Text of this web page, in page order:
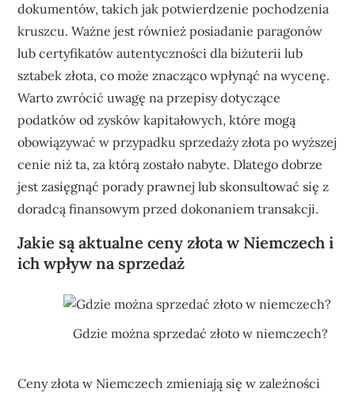
dokumentów, takich jak potwierdzenie pochodzenia
kruszcu. Ważne jest również posiadanie paragonów
lub certyfikatów autentyczności dla biżuterii lub
sztabek złota, co może znacząco wpłynąć na wycenę.
Warto zwrócić uwagę na przepisy dotyczące
podatków od zysków kapitałowych, które mogą
obowiązywać w przypadku sprzedaży złota po wyższej
cenie niż ta, za którą zostało nabyte. Dlatego dobrze
jest zasięgnąć porady prawnej lub skonsultować się z
doradcą finansowym przed dokonaniem transakcji.
Jakie są aktualne ceny złota w Niemczech i
ich wpływ na sprzedaż
Gdzie można sprzedać złoto w niemczech?
Ceny złota w Niemczech zmieniają się w zależności